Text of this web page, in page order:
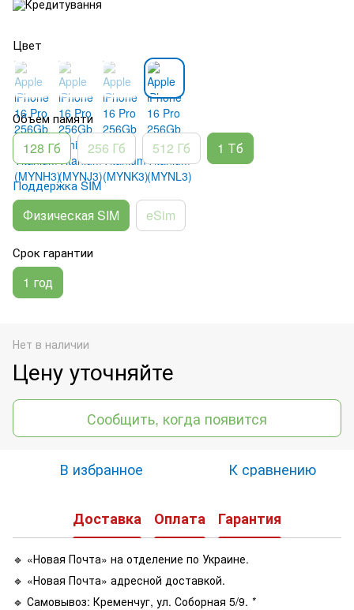
Цвет
Объем памяти
128 Гб 256 Гб 512 Гб 1 Тб
Поддержка SIM
Физическая SIM eSim
Срок гарантии
1 год
Нет в наличии
Цену уточняйте
Сообщить, когда появится
В избранное К сравнению
Доставка Оплата Гарантия
🔹 «Новая Почта» на отделение по Украине.
🔹 «Новая Почта» адресной доставкой.
🔹 Самовывоз: Кременчуг, ул. Соборная 5/9. *